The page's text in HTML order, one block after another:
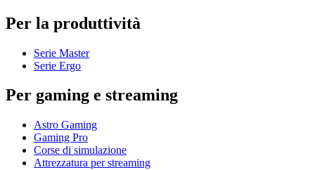
Per la produttività
Serie Master
Serie Ergo
Per gaming e streaming
Astro Gaming
Gaming Pro
Corse di simulazione
Attrezzatura per streaming